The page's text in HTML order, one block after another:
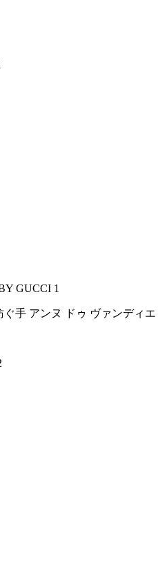
GUCCI 1
手 アンヌ ドゥ ヴァンディエ